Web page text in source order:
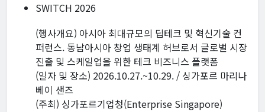
SWITCH 2026
(행사개요) 아시아 최대규모의 딥테크 및 혁신기술 컨
퍼런스. 동남아시아 창업 생태계 허브로서 글로벌 시장
진출 및 스케일업을 위한 테크 비즈니스 플랫폼
(일자 및 장소) 2026.10.27.~10.29. / 싱가포르 마리나
베이 샌즈
(주최) 싱가포르기업청(Enterprise Singapore)